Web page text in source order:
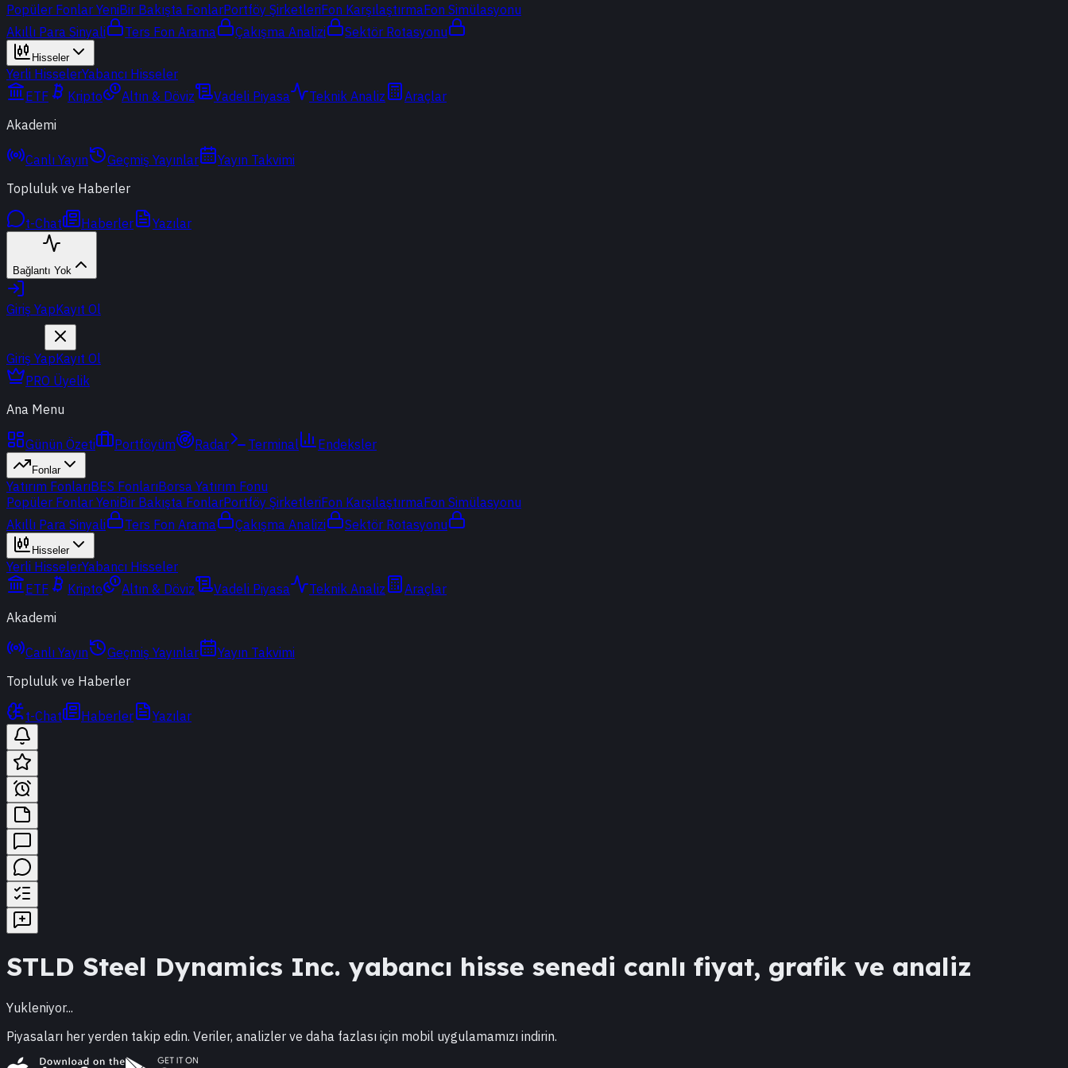
Popüler Fonlar YeniBir Bakışta FonlarPortföy ŞirketleriFon KarşılaştırmaFon Simülasyonu
Akıllı Para Sinyali
Ters Fon Arama Çakışma Analizi Sektör Rotasyonu
Hisseler
Yerli HisselerYabancı Hisseler
ETF
Kripto Altın & Döviz Vadeli Piyasa Teknik Analiz
Araçlar
Akademi
Canlı Yayın Geçmiş Yayınlar
Yayın Takvimi
Topluluk ve Haberler
t-Chat Haberler Yazılar
Bağlantı Yok
Giriş YapKayıt Ol
Giriş YapKayıt Ol
PRO Üyelik
Ana Menu
Günün Özeti Portföyüm Radar Terminal Endeksler
Fonlar
Yatırım FonlarıBES FonlarıBorsa Yatırım Fonu
Popüler Fonlar YeniBir Bakışta FonlarPortföy ŞirketleriFon KarşılaştırmaFon Simülasyonu
Akıllı Para Sinyali
Ters Fon Arama Çakışma Analizi Sektör Rotasyonu
Hisseler
Yerli HisselerYabancı Hisseler
ETF
Kripto Altın & Döviz Vadeli Piyasa Teknik Analiz
Araçlar
Akademi
Canlı Yayın Geçmiş Yayınlar
Yayın Takvimi
Topluluk ve Haberler
t-Chat Haberler Yazılar
STLD Steel Dynamics Inc. yabancı hisse senedi canlı fiyat, grafik ve analiz
Yukleniyor...
Piyasaları her yerden takip edin. Veriler, analizler ve daha fazlası için mobil uygulamamızı indirin.